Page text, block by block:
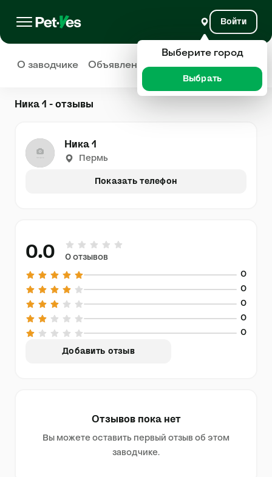
Войти
О заводчике Объявления Отзывы
Ника 1 - отзывы
Ника 1
Пермь
Показать телефон
0.0 0 отзывов
0
0
0
0
0
Добавить отзыв
Отзывов пока нет
Вы можете оставить первый отзыв об этом
заводчике.
Выберите город
Выбрать